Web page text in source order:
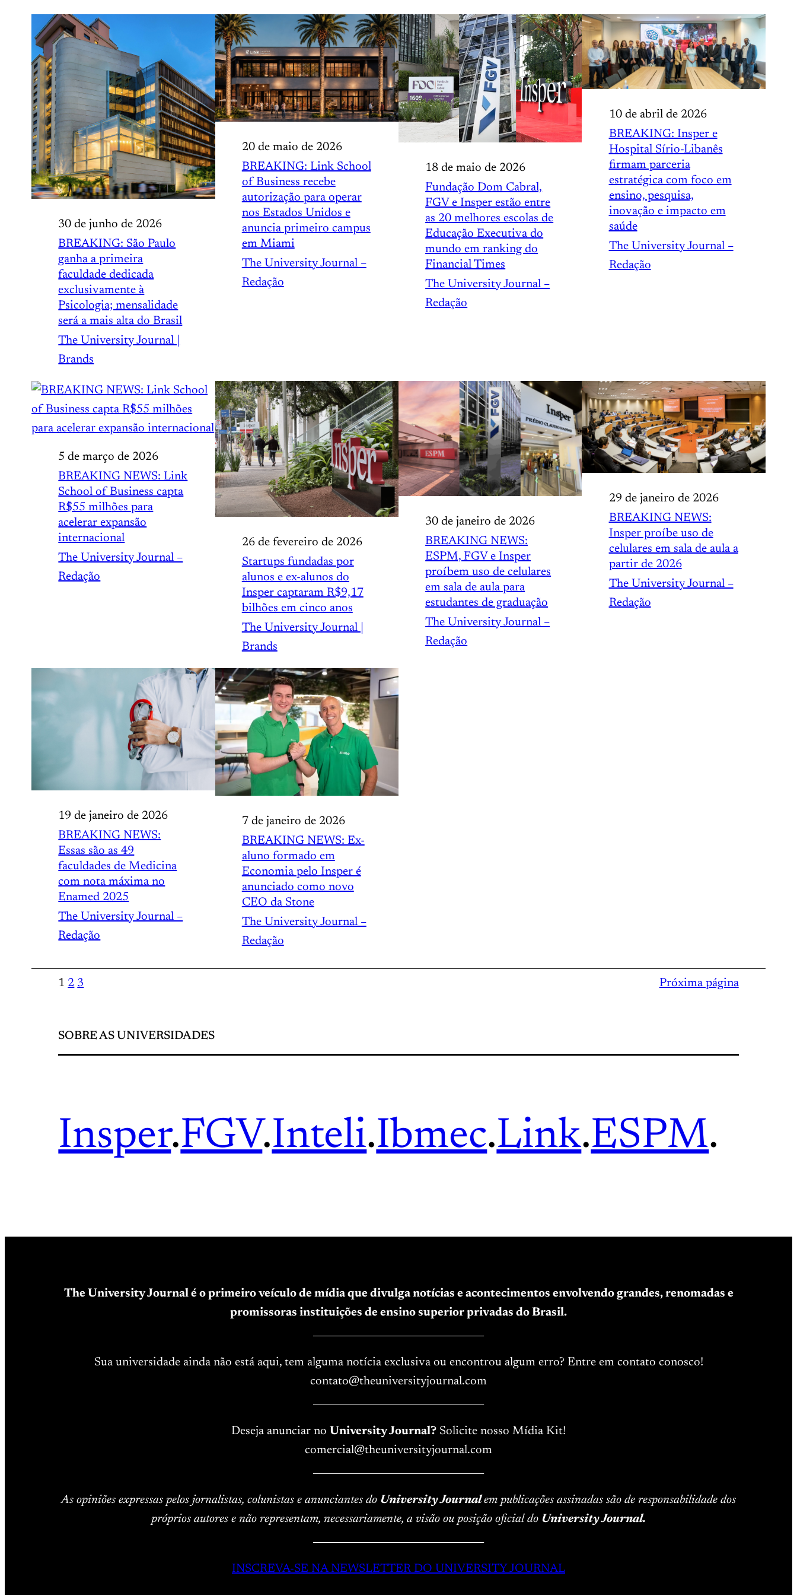
30 de junho de 2026
BREAKING: São Paulo
ganha a primeira
faculdade dedicada
exclusivamente à
Psicologia; mensalidade
será a mais alta do Brasil
The University Journal |
Brands
20 de maio de 2026
BREAKING: Link School
of Business recebe
autorização para operar
nos Estados Unidos e
anuncia primeiro campus
em Miami
The University Journal –
Redação
18 de maio de 2026
Fundação Dom Cabral,
FGV e Insper estão entre
as 20 melhores escolas de
Educação Executiva do
mundo em ranking do
Financial Times
The University Journal –
Redação
10 de abril de 2026
BREAKING: Insper e
Hospital Sírio-Libanês
firmam parceria
estratégica com foco em
ensino, pesquisa,
inovação e impacto em
saúde
The University Journal –
Redação
5 de março de 2026
BREAKING NEWS: Link
School of Business capta
R$55 milhões para
acelerar expansão
internacional
The University Journal –
Redação
26 de fevereiro de 2026
Startups fundadas por
alunos e ex-alunos do
Insper captaram R$9,17
bilhões em cinco anos
The University Journal |
Brands
30 de janeiro de 2026
BREAKING NEWS:
ESPM, FGV e Insper
proíbem uso de celulares
em sala de aula para
estudantes de graduação
The University Journal –
Redação
29 de janeiro de 2026
BREAKING NEWS:
Insper proíbe uso de
celulares em sala de aula a
partir de 2026
The University Journal –
Redação
19 de janeiro de 2026
BREAKING NEWS:
Essas são as 49
faculdades de Medicina
com nota máxima no
Enamed 2025
The University Journal –
Redação
7 de janeiro de 2026
BREAKING NEWS: Ex-
aluno formado em
Economia pelo Insper é
anunciado como novo
CEO da Stone
The University Journal –
Redação
1 2 3 Próxima página
SOBRE AS UNIVERSIDADES
Insper.FGV.Inteli.Ibmec.Link.ESPM.
The University Journal é o primeiro veículo de mídia que divulga notícias e acontecimentos envolvendo grandes, renomadas e
promissoras instituições de ensino superior privadas do Brasil.
Sua universidade ainda não está aqui, tem alguma notícia exclusiva ou encontrou algum erro? Entre em contato conosco!
contato@theuniversityjournal.com
Deseja anunciar no University Journal? Solicite nosso Mídia Kit!
comercial@theuniversityjournal.com
As opiniões expressas pelos jornalistas, colunistas e anunciantes do University Journalem publicações assinadas são de responsabilidade dos
próprios autores e não representam, necessariamente, a visão ou posição oficial do University Journal.
INSCREVA-SE NA NEWSLETTER DO UNIVERSITY JOURNAL